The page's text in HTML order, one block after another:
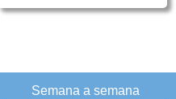
Semana a semana